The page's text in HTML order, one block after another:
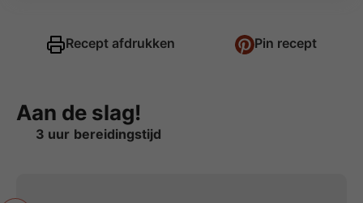
Recept afdrukken Pin recept
Aan de slag!
3 uur
uur